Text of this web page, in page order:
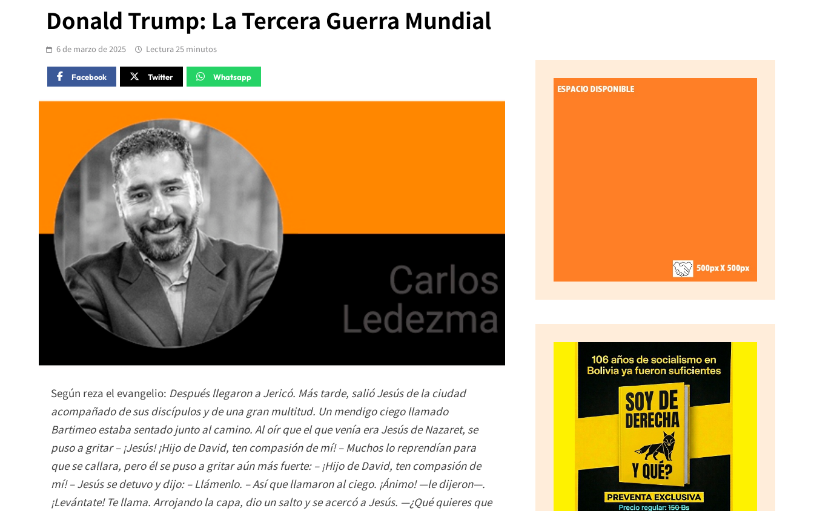
Donald Trump: La Tercera Guerra Mundial
6 de marzo de 2025 Lectura 25 minutos
Facebook Twitter Whatsapp
Según reza el evangelio: Después llegaron a Jericó. Más tarde, salió Jesús de la ciudad
acompañado de sus discípulos y de una gran multitud. Un mendigo ciego llamado
Bartimeo estaba sentado junto al camino. Al oír que el que venía era Jesús de Nazaret, se
puso a gritar – ¡Jesús! ¡Hijo de David, ten compasión de mí! – Muchos lo reprendían para
que se callara, pero él se puso a gritar aún más fuerte: – ¡Hijo de David, ten compasión de
mí! – Jesús se detuvo y dijo: – Llámenlo. – Así que llamaron al ciego. ¡Ánimo! —le dijeron—.
¡Levántate! Te llama. Arrojando la capa, dio un salto y se acercó a Jesús. —¿Qué quieres que